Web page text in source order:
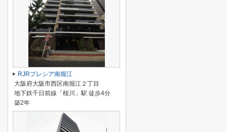
RJRプレシア南堀江
大阪府大阪市西区南堀江２丁目
地下鉄千日前線「桜川」駅 徒歩4分
築2年